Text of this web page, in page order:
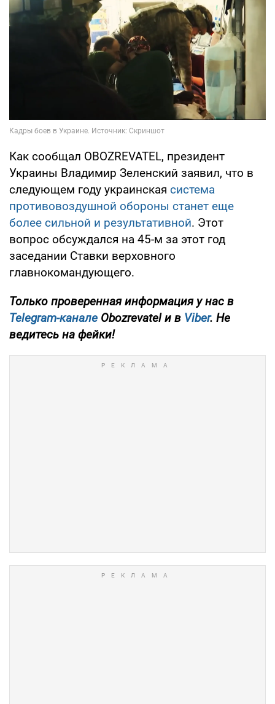
Как сообщал OBOZREVATEL, президент
Украины Владимир Зеленский заявил, что в
следующем году украинская система
противовоздушной обороны станет еще
более сильной и результативной. Этот
вопрос обсуждался на 45-м за этот год
заседании Ставки верховного
главнокомандующего.
Только проверенная информация у нас в
Telegram-канале Obozrevatel и в Viber. Не
ведитесь на фейки!